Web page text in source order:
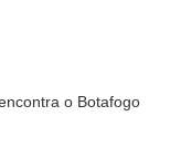
o Botafogo